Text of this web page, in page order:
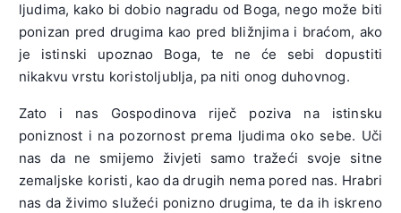
ljudima, kako bi dobio nagradu od Boga, nego može biti
ponizan pred drugima kao pred bližnjima i braćom, ako
je istinski upoznao Boga, te ne će sebi dopustiti
nikakvu vrstu koristoljublja, pa niti onog duhovnog.
Zato i nas Gospodinova riječ poziva na istinsku
poniznost i na pozornost prema ljudima oko sebe. Uči
nas da ne smijemo živjeti samo tražeći svoje sitne
zemaljske koristi, kao da drugih nema pored nas. Hrabri
nas da živimo služeći ponizno drugima, te da ih iskreno